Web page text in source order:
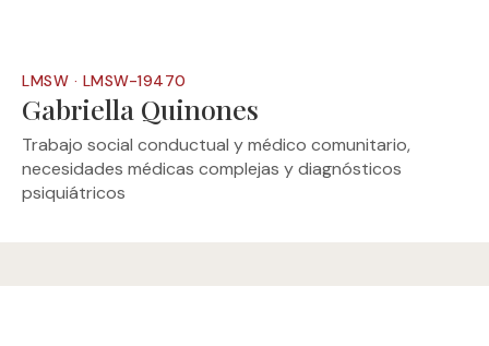
LMSW · LMSW-19470
Gabriella Quinones
Trabajo social conductual y médico comunitario,
necesidades médicas complejas y diagnósticos
psiquiátricos